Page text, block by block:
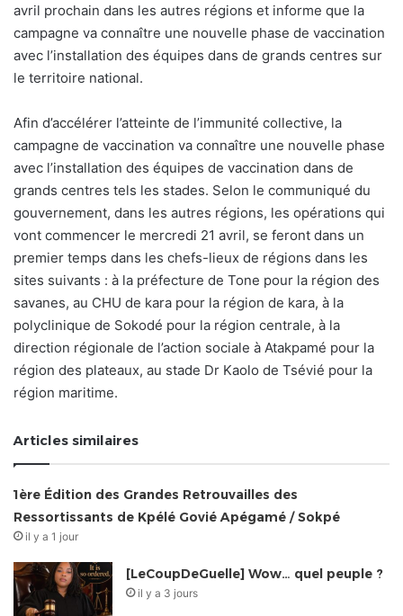
avril prochain dans les autres régions et informe que la
campagne va connaître une nouvelle phase de vaccination
avec l’installation des équipes dans de grands centres sur
le territoire national.
Afin d’accélérer l’atteinte de l’immunité collective, la
campagne de vaccination va connaître une nouvelle phase
avec l’installation des équipes de vaccination dans de
grands centres tels les stades. Selon le communiqué du
gouvernement, dans les autres régions, les opérations qui
vont commencer le mercredi 21 avril, se feront dans un
premier temps dans les chefs-lieux de régions dans les
sites suivants : à la préfecture de Tone pour la région des
savanes, au CHU de kara pour la région de kara, à la
polyclinique de Sokodé pour la région centrale, à la
direction régionale de l’action sociale à Atakpamé pour la
région des plateaux, au stade Dr Kaolo de Tsévié pour la
région maritime.
Articles similaires
1ère Édition des Grandes Retrouvailles des
Ressortissants de Kpélé Govié Apégamé / Sokpé
il y a 1 jour
[LeCoupDeGuelle] Wow… quel peuple ?
il y a 3 jours